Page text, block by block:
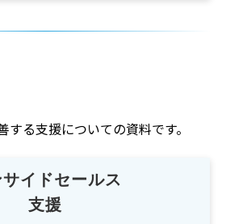
る支援についての資料です。
イドセールス
支援